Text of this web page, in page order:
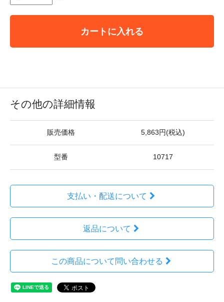
カートに入れる
その他の詳細情報
販売価格 5,863円(税込)
型番 10717
支払い・配送について
返品について
この商品について問い合わせる